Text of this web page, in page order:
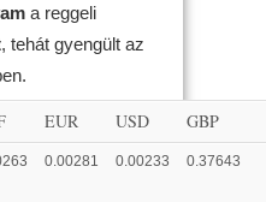
a reggeli
, tehát gyengült az
EUR USD GBP
0.00281 0.00233 0.37643